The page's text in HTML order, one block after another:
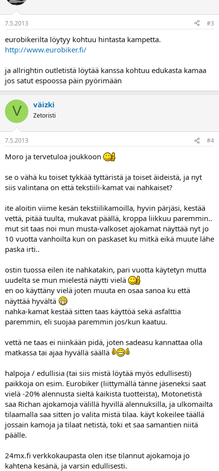
7.5.2013 #3
eurobikerilta löytyy kohtuu hintasta kampetta.
http://www.eurobiker.fi/
ja allrightin outletistä löytää kanssa kohtuu edukasta kamaa
jos satut espoossa päin pyörimään
V väizki
Zetoristi
7.5.2013 #4
Moro ja tervetuloa joukkoon
se o vähä ku toiset tykkää tyttäristä ja toiset äideistä, ja nyt
siis valintana on että tekstiili-kamat vai nahkaiset?
ite aloitin viime kesän tekstiilikamoilla, hyvin pärjäsi, kestää
vettä, pitää tuulta, mukavat päällä, kroppa liikkuu paremmin..
mut sit taas noi mun musta-valkoset ajokamat näyttää nyt jo
10 vuotta vanhoilta kun on paskaset ku mitkä eikä muute lähe
paska irti..
ostin tuossa eilen ite nahkatakin, pari vuotta käytetyn mutta
uudelta se mun mielestä näytti vielä
en oo käyttäny vielä joten muuta en osaa sanoa ku että
näyttää hyvältä
nahka-kamat kestää sitten taas käyttöä sekä asfalttia
paremmin, eli suojaa paremmin jos/kun kaatuu.
vettä ne taas ei niinkään pidä, joten sadeasu kannattaa olla
matkassa tai ajaa hyvällä säällä
halpoja / edullisia (tai siis mistä löytää myös edullisesti)
paikkoja on esim. Eurobiker (liittymällä tänne jäseneksi saat
vielä -20% alennusta sieltä kaikista tuotteista), Motonetistä
saa Richan ajokamoja välillä hyvillä alennuksilla, ja ulkomailta
tilaamalla saa sitten jo valita mistä tilaa. käyt kokeilee täällä
jossain kamoja ja tilaat netistä, toki et saa samantien niitä
päälle.
24mx.fi verkkokaupasta olen itse tilannut ajokamoja jo
kahtena kesänä, ja varsin edullisesti.